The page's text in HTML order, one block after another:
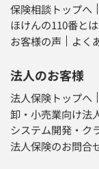
保険相談トップへ
ほけんの110番と
お客様の声
よく
法人のお客様
法人保険トップへ
卸・小売業向け法
システム開発・ク
法人保険のお問合